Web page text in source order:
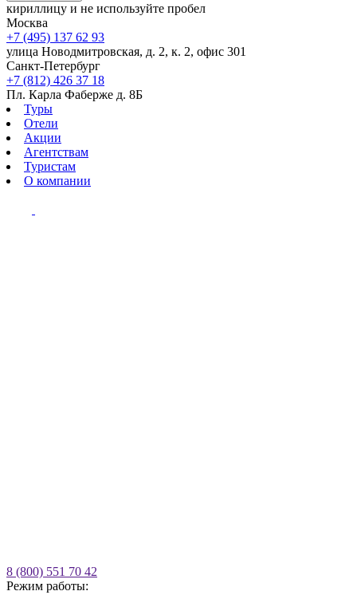
кириллицу и не используйте пробел
Москва
+7 (495) 137 62 93
улица Новодмитровская, д. 2, к. 2, офис 301
Санкт-Петербург
+7 (812) 426 37 18
Пл. Карла Фаберже д. 8Б
Туры
Отели
Акции
Агентствам
Туристам
О компании
8 (800) 551 70 42
Режим работы: